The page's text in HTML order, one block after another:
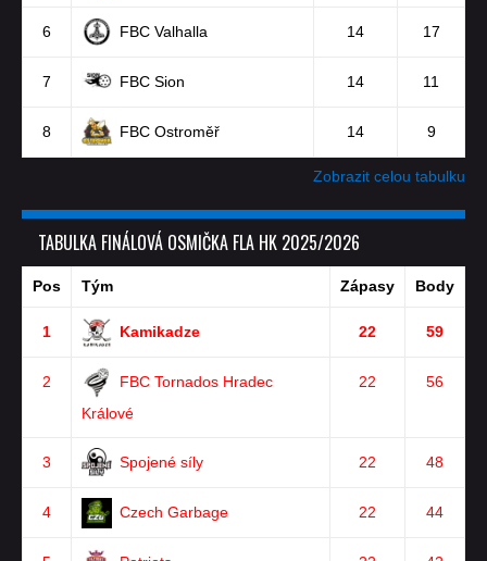
6 FBC Valhalla 14 17
7 FBC Sion 14 11
8 FBC Ostroměř 14 9
Zobrazit celou tabulku
TABULKA FINÁLOVÁ OSMIČKA FLA HK 2025/2026
Pos Tým Zápasy Body
1 Kamikadze 22 59
2
FBC Tornados Hradec
Králové
22 56
3 Spojené síly 22 48
4 Czech Garbage 22 44